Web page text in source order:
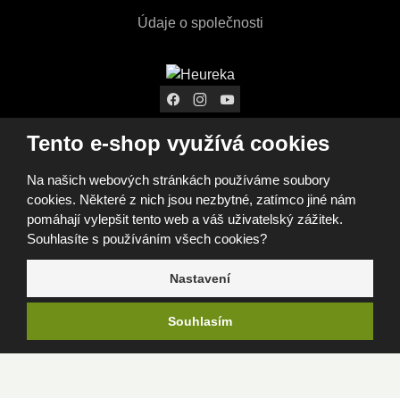
Tento e-shop využívá cookies
Na našich webových stránkách používáme soubory
cookies. Některé z nich jsou nezbytné, zatímco jiné nám
pomáhají vylepšit tento web a váš uživatelský zážitek.
Souhlasíte s používáním všech cookies?
Nastavení
Souhlasím
Údaje o společnosti
MOŽNOSTI NÁKUPU
Nastavení cookies
Tento web je chráněn pomocí Google ReCAPTCHA a platí pro
nějzásady ochrany osobních údajůasmluvní podmínky
společnosti Google.